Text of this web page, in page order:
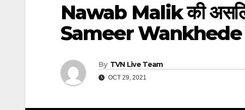
Nawab Malik की
Sameer Wankhede
By TVN Live Team
OCT 29, 2021